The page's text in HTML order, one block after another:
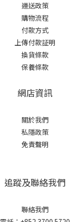
運送政策
購物流程
付款方式
上傳付款証明
換貨條款
保養條款
網店資訊
關於我們
私隱政策
免責聲明
追蹤及聯絡我們
聯絡我們